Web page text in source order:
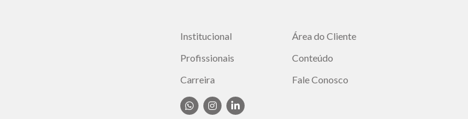
Institucional
Profissionais
Carreira
Área do Cliente
Conteúdo
Fale Conosco